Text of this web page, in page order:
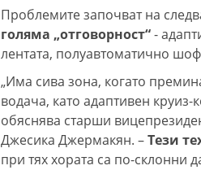
Проблемите започват на
голяма „отговорност“-
лентата, полуавтоматично
„Има сива зона, когато
водача, като адаптивен
обяснява старши
Джесика Джермакян. –Тези
при тях хората са по-склонни